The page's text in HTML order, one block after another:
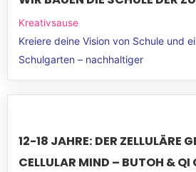
Kreativsause
Kreiere deine Vision von Schule und
Schulgarten – nachhaltiger
12-18 JAHRE: DER ZELLULÄRE
CELLULAR MIND – BUTOH & QI